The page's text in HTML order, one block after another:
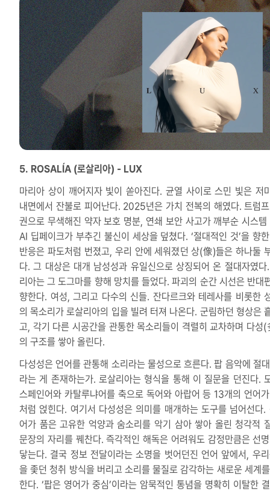
5. ROSALÍA (로살리아) - LUX
마리아 상이 깨어지자 빛이 쏟아진다. 균열 사이로 스민 빛은 저
내면에서 잔불로 피어난다. 2025년은 가치 전복의 해였다. 트럼
권으로 무색해진 약자 보호 명분, 연쇄 보안 사고가 깨부순 시스템
AI 딥페이크가 부추긴 불신이 세상을 덮쳤다. ‘절대적인 것’을 향
반응은 파도처럼 번졌고, 우리 안에 세워졌던 상(像)들은 하나둘
다. 그 대상은 대개 남성성과 유일신으로 상징되어 온 절대자였다
리아는 그 도그마를 향해 망치를 들었다. 파괴의 순간 시선은 반대
향한다. 여성, 그리고 다수의 신들. 잔다르크와 테레사를 비롯한
의 목소리가 로살리아의 입을 빌려 터져 나온다. 군림하던 형상은
고, 각기 다른 시공간을 관통한 목소리들이 격렬히 교차하며 다성
의 구조를 쌓아 올린다.
다성성은 언어를 관통해 소리라는 물성으로 흐른다. 팝 음악에 절
라는 게 존재하는가. 로살리아는 형식을 통해 이 질문을 던진다.
스페인어와 카탈루냐어를 축으로 독어와 아랍어 등 13개의 언어
처럼 얹힌다. 여기서 다성성은 의미를 매개하는 도구를 넘어선다.
어가 품은 고유한 억양과 숨소리를 악기 삼아 쌓아 올린 청각적
문장의 자리를 꿰찬다. 즉각적인 해독은 어려워도 감정만큼은 선
닿는다. 결국 정보 전달이라는 소명을 벗어던진 언어 앞에서, 우
을 좇던 청취 방식을 버리고 소리를 물질로 감각하는 새로운 세계
한다. ‘팝은 영어가 중심’이라는 암묵적인 통념을 명확히 이탈한